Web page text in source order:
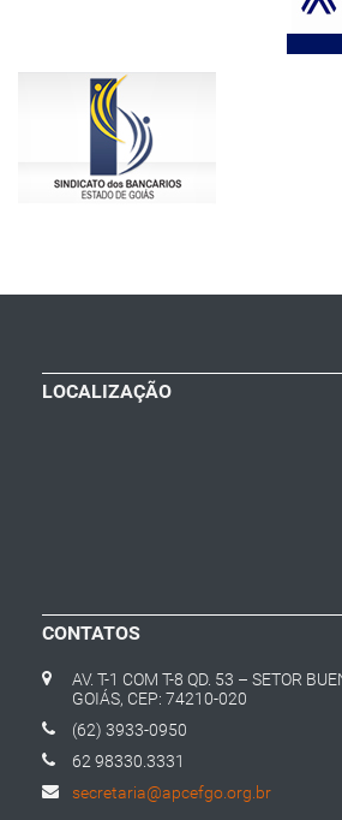
LOCALIZAÇÃO
CONTATOS
AV. T-1 COM T-8 QD. 53 – SETOR
GOIÁS, CEP: 74210-020
(62) 3933-0950
62 98330.3331
secretaria@apcefgo.org.br